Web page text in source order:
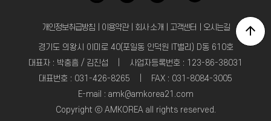
개인정보취급방침｜ 이용약관｜ 회사 소개 고객센터 오시는길
경기도 의왕시 이미로 40(포일동 인덕원 IT밸리) D동 610호
대표자 : 박충흠 / 김진섭 | 사업자등록번호 : 123-86-38031
대표번호 : 031-426-8265 | FAX : 031-8084-3005
E-mail : amk@amkorea21.com
Copyright ⓒ AMKOREA all rights reserved.